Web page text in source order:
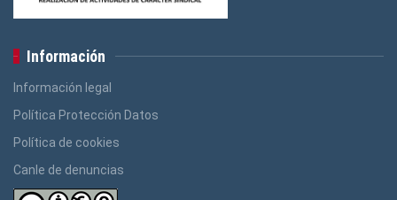
Información
Información legal
Política Protección Datos
Política de cookies
Canle de denuncias